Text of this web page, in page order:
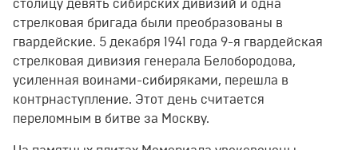
столицу девять сибирских дивизий и одна
стрелковая бригада были преобразованы в
гвардейские. 5 декабря 1941 года 9-я гвардейская
стрелковая дивизия генерала Белобородова,
усиленная воинами-сибиряками, перешла в
контрнаступление. Этот день считается
переломным в битве за Москву.